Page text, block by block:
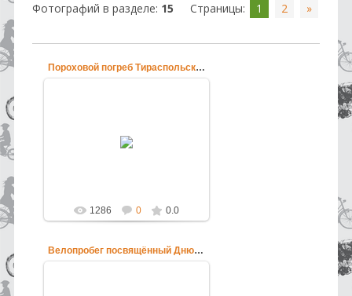
Фотографий в разделе: 15 Страницы: 1 2 »
Пороховой погреб Тираспольской крепости
Пороховой погреб Тираспольской
крепости
1286 0 0.0
Велопробег посвящённый Дню России